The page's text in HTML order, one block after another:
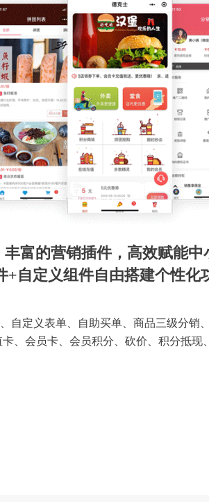
丰富的营销插件，高效赋能中
+自定义组件自由搭建个性化
自定义表单、自助买单、商品三级分销
、会员卡、会员积分、砍价、积分抵现